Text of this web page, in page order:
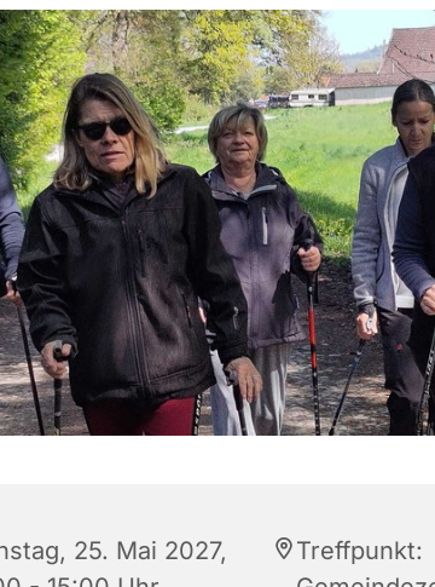
25. Mai 2027,
Treffpunkt: